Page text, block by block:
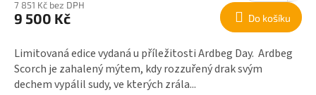
7 851 Kč bez DPH
9 500 Kč Do košíku
Limitovaná edice vydaná u příležitosti Ardbeg Day. Ardbeg
Scorch je zahalený mýtem, kdy rozzuřený drak svým
dechem vypálil sudy, ve kterých zrála...